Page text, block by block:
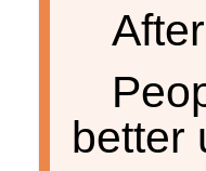
better